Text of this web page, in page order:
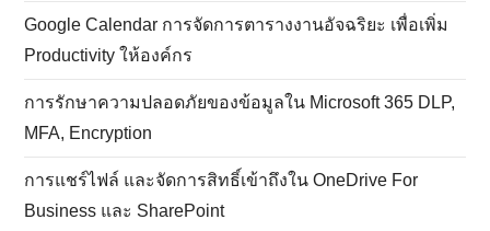
Google Calendar การจัดการตารางงานอัจฉริยะ เพื่อเพิ่ม
Productivity ให้องค์กร
การรักษาความปลอดภัยของข้อมูลใน Microsoft 365 DLP,
MFA, Encryption
การแชร์ไฟล์ และจัดการสิทธิ์เข้าถึงใน OneDrive For
Business และ SharePoint